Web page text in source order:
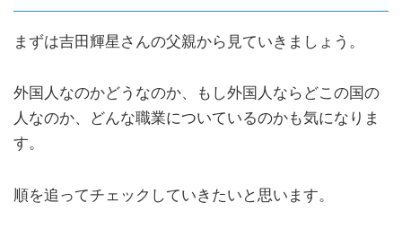
まずは吉田輝星さんの父親から見ていきましょう。
外国人なのかどうなのか、もし外国人ならどこの国の
人なのか、どんな職業についているのかも気になりま
す。
順を追ってチェックしていきたいと思います。